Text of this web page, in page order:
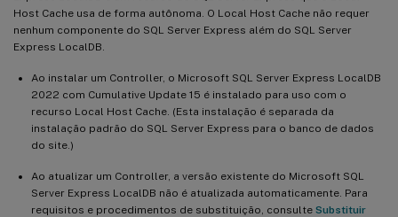
Host Cache usa de forma autônoma. O Local Host Cache não requer
nenhum componente do SQL Server Express além do SQL Server
Express LocalDB.
Ao instalar um Controller, o Microsoft SQL Server Express LocalDB
2022 com Cumulative Update 15 é instalado para uso com o
recurso Local Host Cache. (Esta instalação é separada da
instalação padrão do SQL Server Express para o banco de dados
do site.)
Ao atualizar um Controller, a versão existente do Microsoft SQL
Server Express LocalDB não é atualizada automaticamente. Para
requisitos e procedimentos de substituição, consulte Substituir